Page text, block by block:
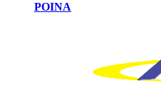
POINA